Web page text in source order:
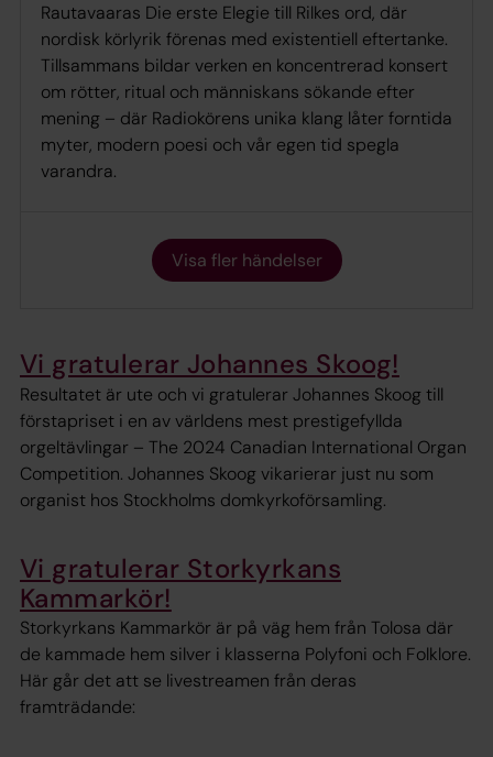
Rautavaaras Die erste Elegie till Rilkes ord, där
nordisk körlyrik förenas med existentiell eftertanke.
Tillsammans bildar verken en koncentrerad konsert
om rötter, ritual och människans sökande efter
mening – där Radiokörens unika klang låter forntida
myter, modern poesi och vår egen tid spegla
varandra.
Visa fler händelser
Vi gratulerar Johannes Skoog!
Resultatet är ute och vi gratulerar Johannes Skoog till
förstapriset i en av världens mest prestigefyllda
orgeltävlingar – The 2024 Canadian International Organ
Competition. Johannes Skoog vikarierar just nu som
organist hos Stockholms domkyrkoförsamling.
Vi gratulerar Storkyrkans
Kammarkör!
Storkyrkans Kammarkör är på väg hem från Tolosa där
de kammade hem silver i klasserna Polyfoni och Folklore.
Här går det att se livestreamen från deras
framträdande: